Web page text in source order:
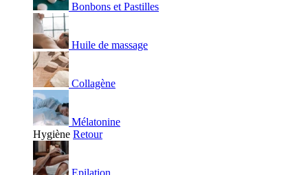
Bonbons et Pastilles
Huile de massage
Collagène
Mélatonine
Hygiène Retour
Epilation